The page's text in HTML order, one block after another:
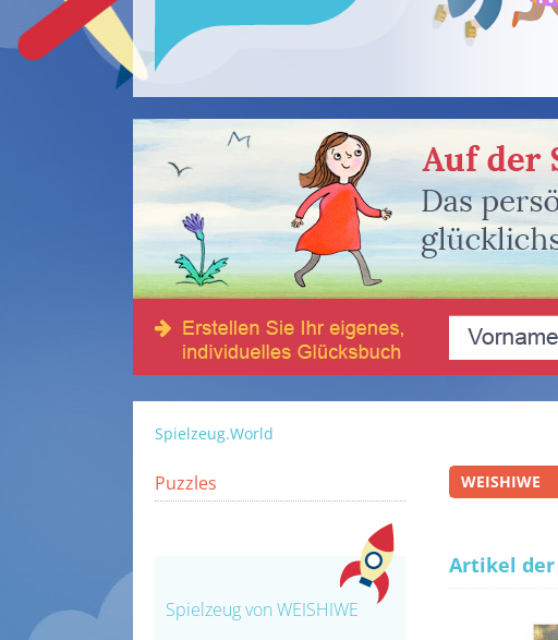
Spielzeug.World
Puzzles
Spielzeug von WEISHIWE
WEISHIWE
Artikel